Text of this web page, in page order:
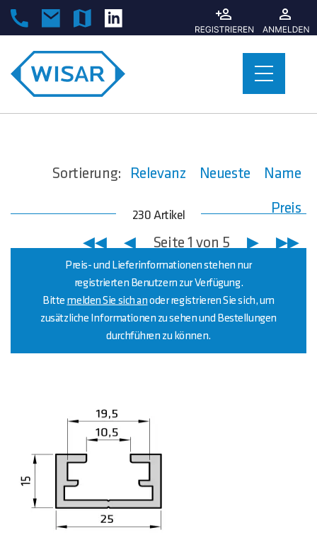
Sortierung: Relevanz Neueste Name
Preis
◀◀ ◀ Seite 1 von 5 ▶ ▶▶
230 Artikel
Preis- und Lieferinformationen stehen nur
registrierten Benutzern zur Verfügung.
Bitte melden Sie sich an oder registrieren Sie sich, um
zusätzliche Informationen zu sehen und Bestellungen
durchführen zu können.